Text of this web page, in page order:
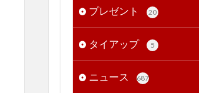
プレゼント 20
タイアップ 5
ニュース 687